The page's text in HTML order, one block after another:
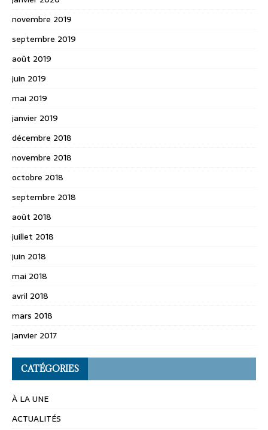
novembre 2019
septembre 2019
août 2019
juin 2019
mai 2019
janvier 2019
décembre 2018
novembre 2018
octobre 2018
septembre 2018
août 2018
juillet 2018
juin 2018
mai 2018
avril 2018
mars 2018
janvier 2017
CATÉGORIES
À LA UNE
ACTUALITÉS